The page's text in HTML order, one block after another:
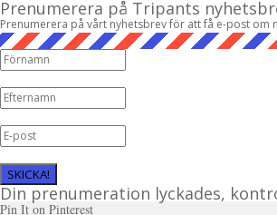
Prenumerera på Tripants
Prenumerera på vårt nyhetsbrev för att få e-post om
SKICKA!
Din prenumeration lyckades,
Pin It on Pinterest